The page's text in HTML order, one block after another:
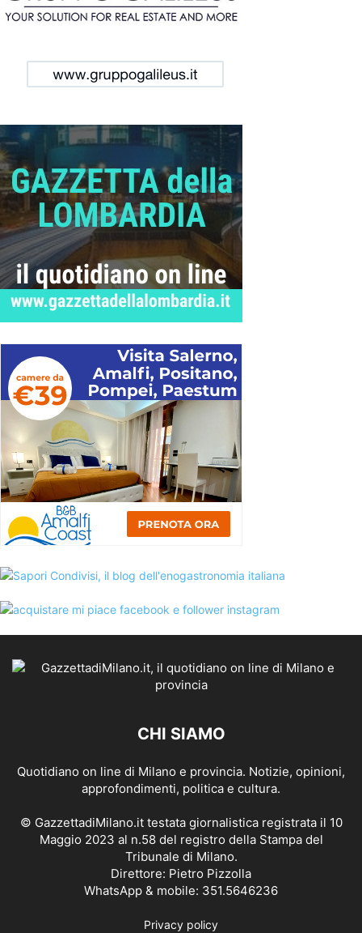
CHI SIAMO
Quotidiano on line di Milano e provincia. Notizie, opinioni,
approfondimenti, politica e cultura.
© GazzettadiMilano.it testata giornalistica registrata il 10
Maggio 2023 al n.58 del registro della Stampa del
Tribunale di Milano.
Direttore: Pietro Pizzolla
WhatsApp & mobile: 351.5646236
Privacy policy